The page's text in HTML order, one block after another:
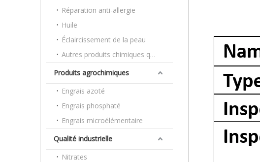
Réparation anti-allergie
Huile
Éclaircissement de la peau
Autres produits chimiques quotidiens
Produits agrochimiques
Engrais azoté
Engrais phosphaté
Engrais microélémentaire
Qualité industrielle
Nitrates